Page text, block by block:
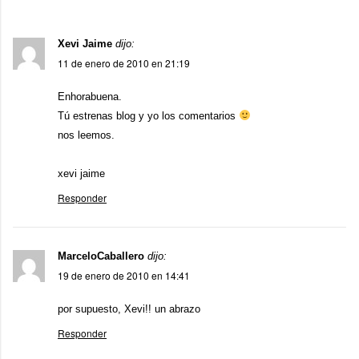
Xevi Jaime dijo:
11 de enero de 2010 en 21:19
Enhorabuena.
Tú estrenas blog y yo los comentarios
nos leemos.
xevi jaime
Responder
MarceloCaballero dijo:
19 de enero de 2010 en 14:41
por supuesto, Xevi!! un abrazo
Responder